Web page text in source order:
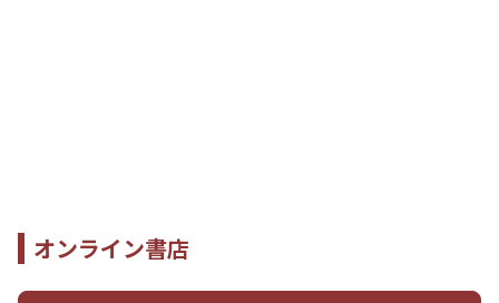
オンライン書店